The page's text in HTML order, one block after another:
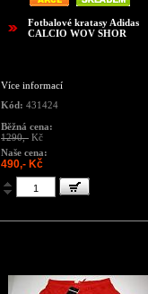
Fotbalové kratasy Adidas
CALCIO WOV SHOR
Více informací
Kód: 431424
Běžná cena:
1290,- Kč
Naše cena:
490,- Kč